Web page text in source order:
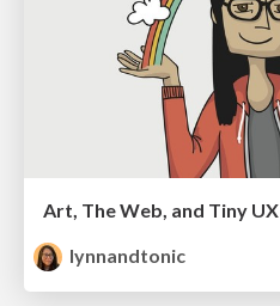
Art, The Web, and Tiny UX
lynnandtonic